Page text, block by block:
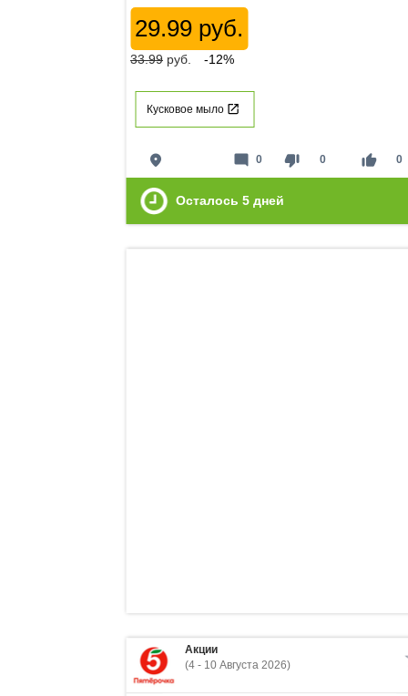
29.99 руб.
33.99 руб. -12%
Кусковое мыло
place thumb_down 0 thumb_up 0
mode_comment 0
Осталось 5 дней
Акции
(4 - 10 Августа 2026)